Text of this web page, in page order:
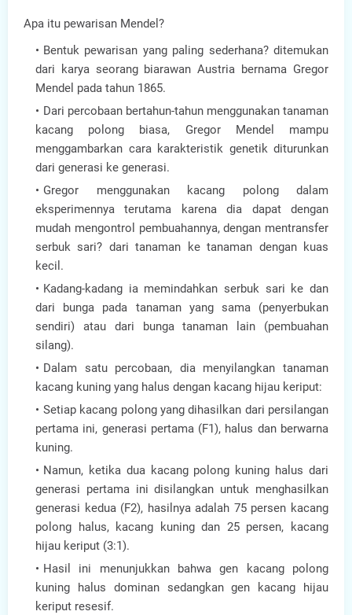
Apa itu pewarisan Mendel?
Bentuk pewarisan yang paling sederhana? ditemukan
dari karya seorang biarawan Austria bernama Gregor
Mendel pada tahun 1865.
Dari percobaan bertahun-tahun menggunakan tanaman
kacang polong biasa, Gregor Mendel mampu
menggambarkan cara karakteristik genetik diturunkan
dari generasi ke generasi.
Gregor menggunakan kacang polong dalam
eksperimennya terutama karena dia dapat dengan
mudah mengontrol pembuahannya, dengan mentransfer
serbuk sari? dari tanaman ke tanaman dengan kuas
kecil.
Kadang-kadang ia memindahkan serbuk sari ke dan
dari bunga pada tanaman yang sama (penyerbukan
sendiri) atau dari bunga tanaman lain (pembuahan
silang).
Dalam satu percobaan, dia menyilangkan tanaman
kacang kuning yang halus dengan kacang hijau keriput:
Setiap kacang polong yang dihasilkan dari persilangan
pertama ini, generasi pertama (F1), halus dan berwarna
kuning.
Namun, ketika dua kacang polong kuning halus dari
generasi pertama ini disilangkan untuk menghasilkan
generasi kedua (F2), hasilnya adalah 75 persen kacang
polong halus, kacang kuning dan 25 persen, kacang
hijau keriput (3:1).
Hasil ini menunjukkan bahwa gen kacang polong
kuning halus dominan sedangkan gen kacang hijau
keriput resesif.